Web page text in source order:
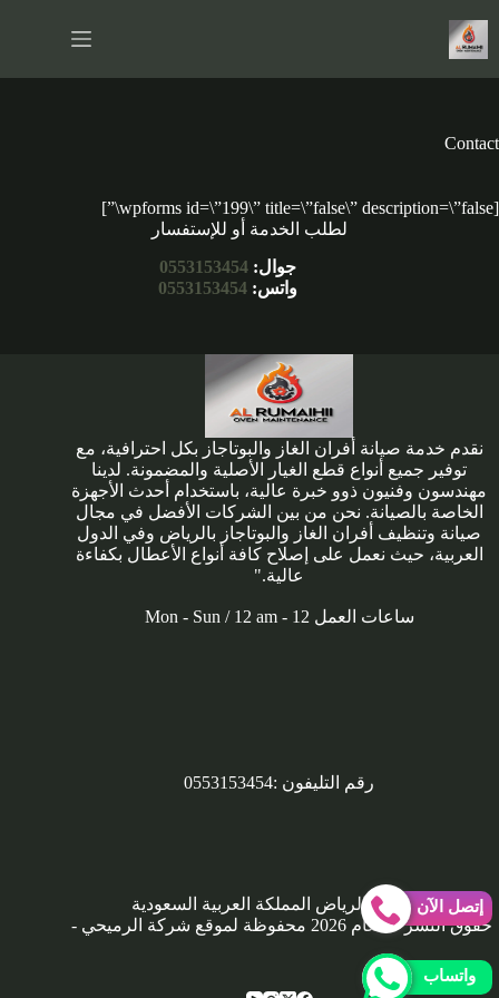
المحتوى
Contact
[wpforms id=\”199\” title=\”false\” description=\”false\”]
لطلب الخدمة أو للإستفسار
جوال:0553153454
واتس:0553153454
نقدم خدمة صيانة أفران الغاز والبوتاجاز بكل احترافية، مع
توفير جميع أنواع قطع الغيار الأصلية والمضمونة. لدينا
مهندسون وفنيون ذوو خبرة عالية، باستخدام أحدث الأجهزة
الخاصة بالصيانة. نحن من بين الشركات الأفضل في مجال
صيانة وتنظيف أفران الغاز والبوتاجاز بالرياض وفي الدول
العربية، حيث نعمل على إصلاح كافة أنواع الأعطال بكفاءة
عالية."
ساعات العمل Mon - Sun / 12 am - 12
رقم التليفون :0553153454
العنوان :الرياض المملكة العربية السعودية
حقوق النشر © لعام 2026 محفوظة لموقع شركة الرميحي -
إتصل الآن
واتساب